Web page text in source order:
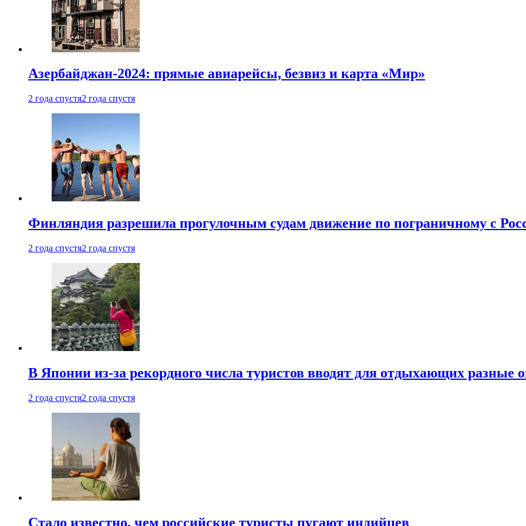
Азербайджан-2024: прямые авиарейсы, безвиз и карта «Мир»
2 года спустя2 года спустя
Финляндия разрешила прогулочным судам движение по пограничному с
2 года спустя2 года спустя
В Японии из-за рекордного числа туристов вводят для отдыхающих разные
2 года спустя2 года спустя
Стало известно, чем российские туристы пугают индийцев